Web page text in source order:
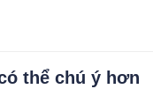
thể chú ý hơn